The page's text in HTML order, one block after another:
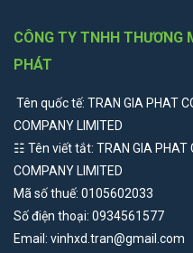
giúp giải phóng không gian,
phẩm truyền thống không có
mà đang được
CÔNG TY TNHH THƯƠNG
PHÁT
Tên quốc tế: TRAN GIA PHAT
COMPANY LIMITED
☷ Tên viết tắt: TRAN GIA PHAT
COMPANY LIMITED
Mã số thuế: 0105602033
Số điện thoại: 0934561577
Email: vinhxd.tran@gmail.com